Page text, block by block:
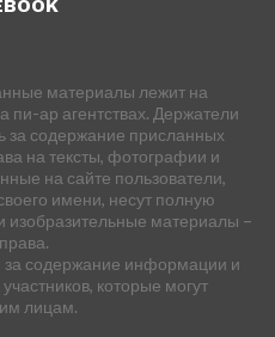
материалы лежит на
пи-ар агентствах. Держатели
за содержание присланных
на тексты, фотографии и
на сайте пользователи,
имени, несут полную
изобразительные материалы –
за содержание информации и
которые могут
лицам.